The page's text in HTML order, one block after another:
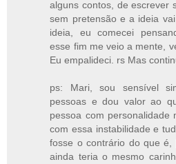
alguns contos, de escrever
sem pretensão e a ideia
ideia, eu comecei
esse fim me veio a mente,
Eu empalideci. rs Mas
ps: Mari, sou sensível
pessoas e dou valor ao
pessoa com personalidade
com essa instabilidade e
fosse o contrário do que
ainda teria o mesmo